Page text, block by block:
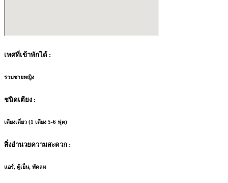
เพศที่เข้าพักได้ :
รวมชายหญิง
ชนิดเตียง :
เตียงเดี่ยว (1 เตียง 5-6 ฟุต)
สิ่งอำนวยความสะดวก :
แอร์, ตู้เย็น, พัดลม